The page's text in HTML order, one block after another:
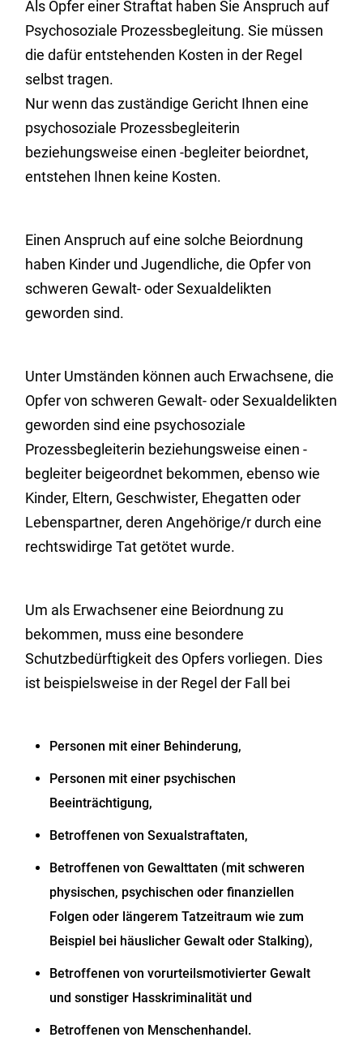
Als Opfer einer Straftat haben Sie Anspruch auf
Psychosoziale Prozessbegleitung. Sie müssen
die dafür entstehenden Kosten in der Regel
selbst tragen.
Nur wenn das zuständige Gericht Ihnen eine
psychosoziale Prozessbegleiterin
beziehungsweise einen -begleiter beiordnet,
entstehen Ihnen keine Kosten.
Einen Anspruch auf eine solche Beiordnung
haben Kinder und Jugendliche, die Opfer von
schweren Gewalt- oder Sexualdelikten
geworden sind.
Unter Umständen können auch Erwachsene, die
Opfer von schweren Gewalt- oder Sexualdelikten
geworden sind eine psychosoziale
Prozessbegleiterin beziehungsweise einen -
begleiter beigeordnet bekommen, ebenso wie
Kinder, Eltern, Geschwister, Ehegatten oder
Lebenspartner, deren Angehörige/r durch eine
rechtswidirge Tat getötet wurde.
Um als Erwachsener eine Beiordnung zu
bekommen, muss eine besondere
Schutzbedürftigkeit des Opfers vorliegen. Dies
ist beispielsweise in der Regel der Fall bei
Personen mit einer Behinderung,
Personen mit einer psychischen
Beeinträchtigung,
Betroffenen von Sexualstraftaten,
Betroffenen von Gewalttaten (mit schweren
physischen, psychischen oder finanziellen
Folgen oder längerem Tatzeitraum wie zum
Beispiel bei häuslicher Gewalt oder Stalking),
Betroffenen von vorurteilsmotivierter Gewalt
und sonstiger Hasskriminalität und
Betroffenen von Menschenhandel.